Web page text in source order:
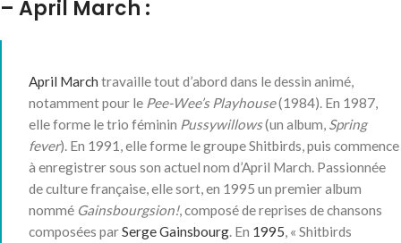
– April March :
April March travaille tout d’abord dans le dessin animé,
notamment pour le Pee-Wee’s Playhouse(1984). En 1987,
elle forme le trio féminin Pussywillows(un album, Spring
fever). En 1991, elle forme le groupe Shitbirds, puis commence
à enregistrer sous son actuel nom d’April March. Passionnée
de culture française, elle sort, en 1995 un premier album
nommé Gainsbourgsion!, composé de reprises de chansons
composées parSerge Gainsbourg. En 1995, « Shitbirds